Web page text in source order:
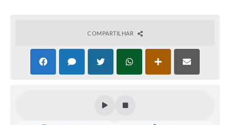
COMPARTILHAR